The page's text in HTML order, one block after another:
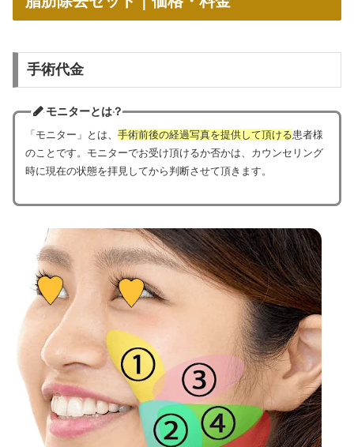
手術代金
モニターとは？
「モニター」とは、 手術前後の経過写真を提供して頂ける患者様
のことです。モニターでお受け頂けるか否かは、カウンセリング
時に現在の状態を拝見してから判断させて頂きます。